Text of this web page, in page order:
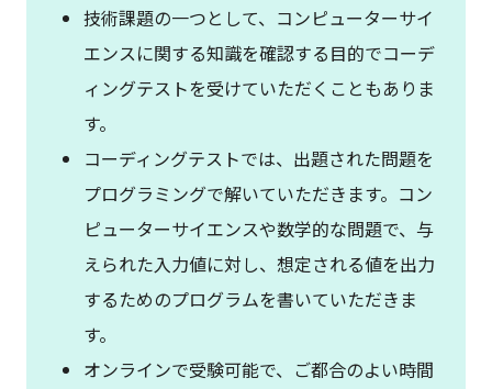
技術課題の一つとして、コンピューターサイ
エンスに関する知識を確認する目的でコーデ
ィングテストを受けていただくこともありま
す。
コーディングテストでは、出題された問題を
プログラミングで解いていただきます。コン
ピューターサイエンスや数学的な問題で、与
えられた入力値に対し、想定される値を出力
するためのプログラムを書いていただきま
す。
オンラインで受験可能で、ご都合のよい時間